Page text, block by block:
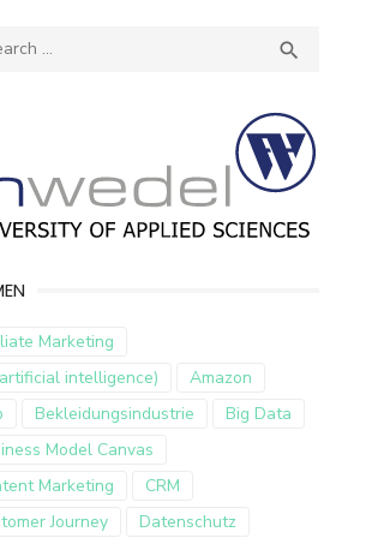

Marketing
intelligence)
Amazon
Bekleidungsindustrie
Big Data
Model Canvas
Marketing
CRM
Journey
Datenschutz